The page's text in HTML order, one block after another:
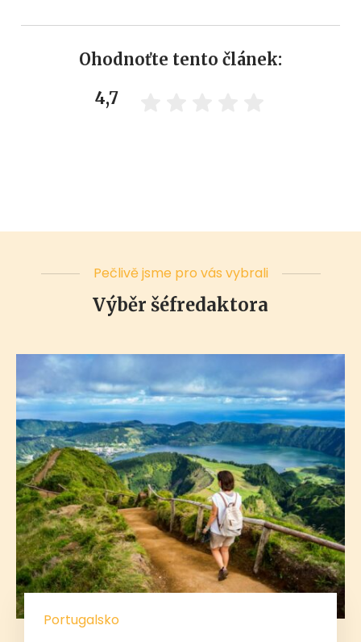
Ohodnoťte tento článek:
4,7
Pečlivě jsme pro vás vybrali
Výběr šéfredaktora
Portugalsko